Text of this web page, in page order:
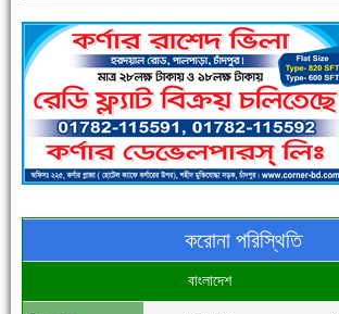
পুলিশ সদস্যদের জন্যে এসপির মৌসুমি ফল উপহার
করোনা পরিস্থিতি
বাংলাদেশ